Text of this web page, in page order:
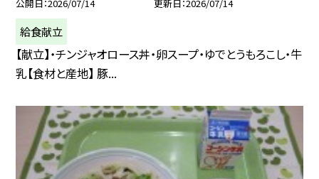
公開日 2026/07/14 更新日 2026/07/14
給食献立
【献立】・チンジャオロース丼・卵スープ・ゆでとうもろこし・牛
乳【食材と産地】 豚...